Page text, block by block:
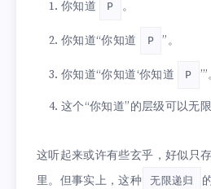
你知道 P 。
你知道“你知道 P ”。
你知道“你知道‘你知道 P ’”
这个“你知道”的层级可以无限
这听起来或许有些玄乎，好似只
里。但事实上，这种
无限递归